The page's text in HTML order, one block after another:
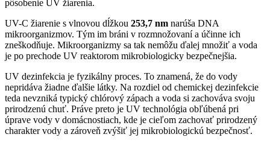
pôsobenie UV žiarenia.
UV-C žiarenie s vlnovou dĺžkou 253,7 nm narúša DNA
mikroorganizmov. Tým im bráni v rozmnožovaní a účinne ich
zneškodňuje. Mikroorganizmy sa tak nemôžu ďalej množiť a voda
je po prechode UV reaktorom mikrobiologicky bezpečnejšia.
UV dezinfekcia je fyzikálny proces. To znamená, že do vody
nepridáva žiadne ďalšie látky. Na rozdiel od chemickej dezinfekcie
teda nevzniká typický chlórový zápach a voda si zachováva svoju
prirodzenú chuť. Práve preto je UV technológia obľúbená pri
úprave vody v domácnostiach, kde je cieľom zachovať prirodzený
charakter vody a zároveň zvýšiť jej mikrobiologickú bezpečnosť.